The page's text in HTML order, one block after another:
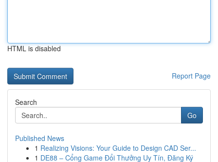
HTML is disabled
Report Page
Search
Go
Published News
1 Realizing Visions: Your Guide to Design CAD Ser...
1 DE88 – Cổng Game Đổi Thưởng Uy Tín, Đăng Ký